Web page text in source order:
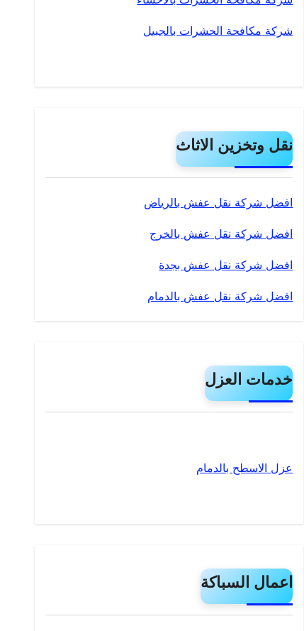
شركة مكافحة الحشرات بالجبيل
نقل وتخزين الاثاث
افضل شركة نقل عفش بالرياض
افضل شركة نقل عفش بالخرج
افضل شركة نقل عفش بجدة
افضل شركة نقل عفش بالدمام
خدمات العزل
عزل الاسطح بالدمام
اعمال السباكة